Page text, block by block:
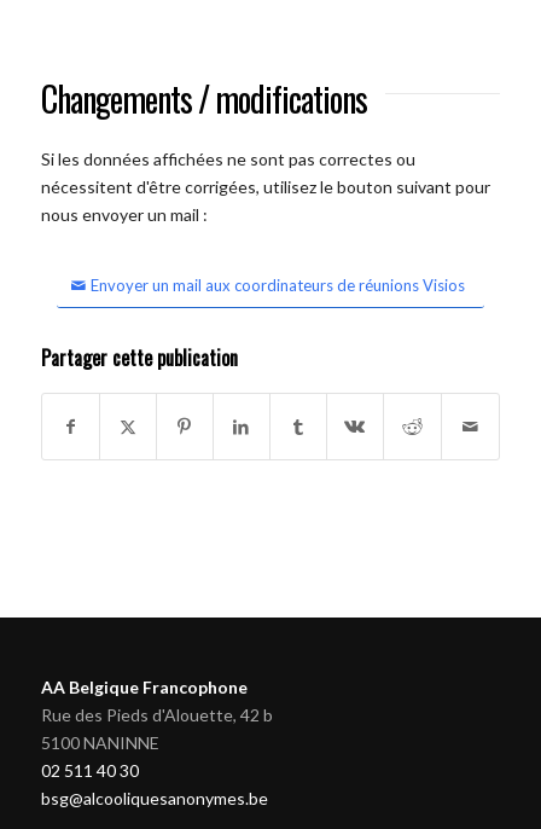
Changements / modifications
Si les données affichées ne sont pas correctes ou
nécessitent d'être corrigées, utilisez le bouton suivant pour
nous envoyer un mail :
Envoyer un mail aux coordinateurs de réunions Visios
Partager cette publication
AA Belgique Francophone
Rue des Pieds d'Alouette, 42 b
5100 NANINNE
02 511 40 30
bsg@alcooliquesanonymes.be